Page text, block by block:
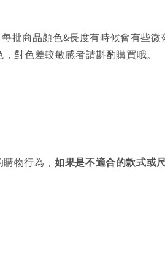
批商品顏色&長度有時候會有些微
對色差較敏感者請斟酌購買哦。
購物行為，如果是不適合的款式或